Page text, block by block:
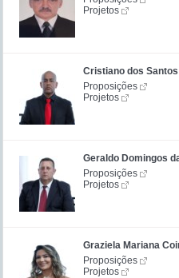
Projetos
Cristiano dos
Proposições
Projetos
Geraldo Domingos
Proposições
Projetos
Graziela Mariana
Proposições
Projetos